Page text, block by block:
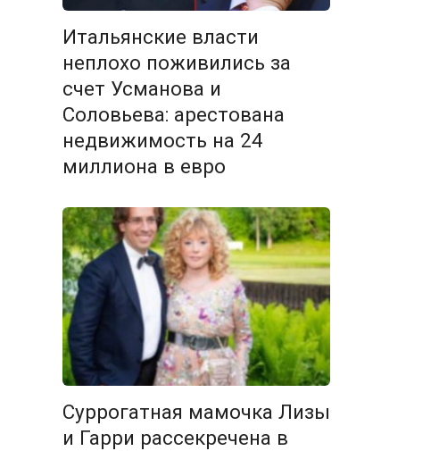
Итальянские власти
неплохо поживились за
счет Усманова и
Соловьева: арестована
недвижимость на 24
миллиона в евро
Суррогатная мамочка Лизы
и Гарри рассекречена в